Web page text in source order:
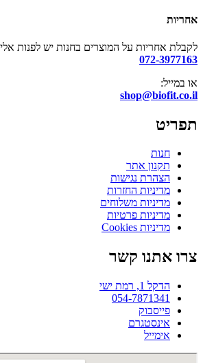
אחריות
לקבלת אחריות על המוצרים בחנות יש לפנות
072-3977163
או במייל:
shop@biofit.co.il
תפריט
חנות
תקנון אתר
הצהרת נגישות
מדיניות החזרות
מדיניות משלוחים
מדיניות פרטיות
מדיניות Cookies
צרו אתנו קשר
הדקל 1, רמת ישי
054-7871341
פייסבוק
אינסטגרם
אימייל